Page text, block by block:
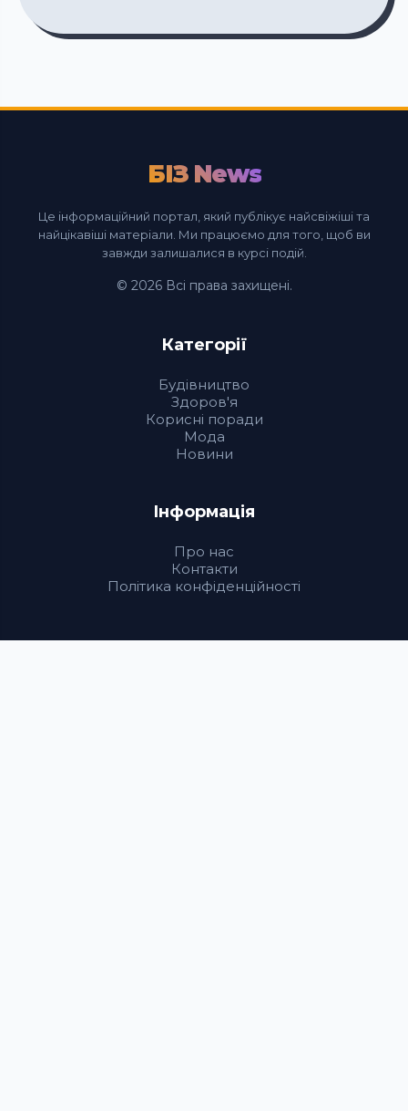
БІЗ News
Це інформаційний портал, який публікує найсвіжіші та
найцікавіші матеріали. Ми працюємо для того, щоб ви
завжди залишалися в курсі подій.
© 2026 Всі права захищені.
Категорії
Будівництво
Здоров'я
Корисні поради
Мода
Новини
Інформація
Про нас
Контакти
Політика конфіденційності